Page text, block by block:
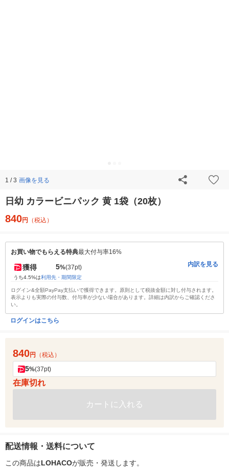
1 / 3 画像を見る
日幼 カラービニパック 黄 1袋（20枚）
840円 （税込）
お買い物でもらえる特典最大付与率16%
獲得 5%(37pt)
うち4.5%は利用先・期間限定
内訳を見る
ログイン&全額PayPay支払いで獲得できます。原則として税抜金額に対し付与されます。
表示よりも実際の付与数、付与率が少ない場合があります。詳細は内訳からご確認くださ
い。
ログインはこちら
840円 （税込）
5%(37pt)
在庫切れ
カートに入れる
配送情報・送料について
この商品はLOHACOが販売・発送します。